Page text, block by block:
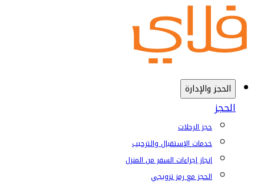
الحجز والإدارة
الحجز
حجز الرحلات
خدمات الإستقبال والترحيب
إنجاز إجراءات السفر من المنزل
الحجز مع رمز ترويجي